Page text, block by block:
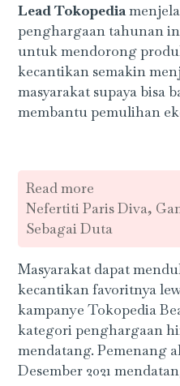
Lead Tokopedia
penghargaan tahunan
untuk mendorong
kecantikan semakin
masyarakat supaya bisa
membantu pemulihan
Read more
Nefertiti Paris Diva,
Sebagai Duta
Masyarakat dapat
kecantikan favoritnya
kampanye Tokopedia
kategori penghargaan
mendatang. Pemenang
Desember 2021